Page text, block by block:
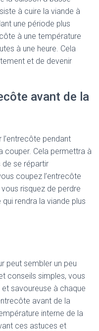
à cuire la viande à
une période plus
à une température
à une heure. Cela
et de devenir
avant de la
pendant
couper. Cela permettra à
de se répartir
coupez l’entrecôte
risquez de perdre
rendra la viande plus
peut sembler un peu
conseils simples, vous
savoureuse à chaque
avant de la
interne de la
ces astuces et